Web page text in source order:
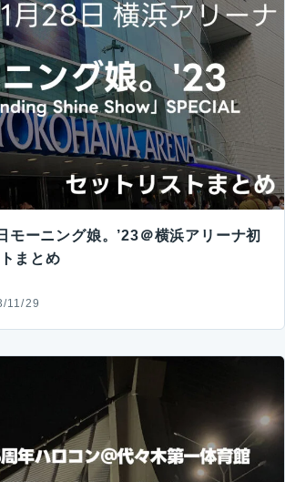
モーニング娘。’23＠横浜アリーナ初
まとめ
11/29